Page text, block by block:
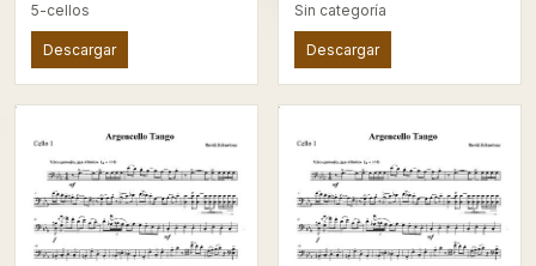
5-cellos
Descargar
Sin categoría
Descargar